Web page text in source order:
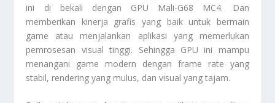
ini di bekali dengan GPU Mali-G68 MC4. Dan
memberikan kinerja grafis yang baik untuk bermain
game atau menjalankan aplikasi yang memerlukan
pemrosesan visual tinggi. Sehingga GPU ini mampu
menangani game modern dengan frame rate yang
stabil, rendering yang mulus, dan visual yang tajam.